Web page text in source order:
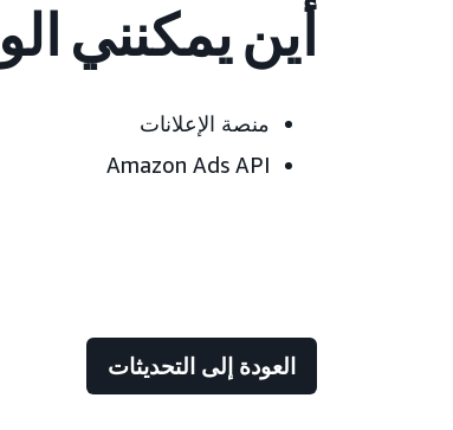
أين يمكنني
منصة الإعلانات
Amazon Ads API
العودة إلى التحديثات